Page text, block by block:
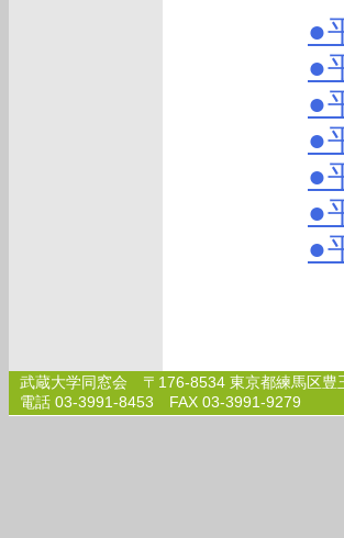
●
●
●
●
●
●
●
武蔵大学同窓会 〒176-8534 東京都練馬区豊
電話 03-3991-8453 FAX 03-3991-9279